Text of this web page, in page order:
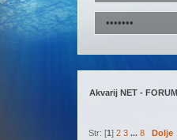
Akvarij NET - FORUM
Str: [1]2 3 ...8 Dolje